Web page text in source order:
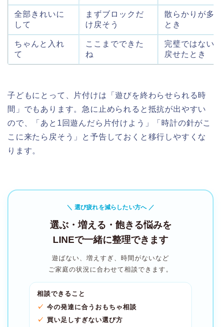
全部きれいに
して
まずブロックだ
け戻そう
散らかりが多
とき
ちゃんと入れ
て
ここまでできた
ね
完璧ではない
戻せたとき
子どもにとって、片付けは「遊びを終わらせられる時
間」でもあります。急に止められると抵抗が出やすい
ので、「あと1回遊んだら片付けよう」「時計の針がこ
こに来たら戻そう」と予告しておくと移行しやすくな
ります。
＼ 選び疲れを減らしたい方へ ／
選ぶ・増える・飽きる悩みを
LINEで一緒に整理できます
遊ばない、増えすぎ、時間がないなど
ご家庭の状況に合わせて相談できます。
相談できること
今の発達に合うおもちゃ相談
買い足しすぎない選び方